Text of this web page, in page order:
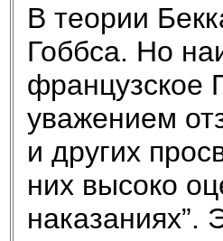
В теории
Гоббса. Но
уважением
и других
них высоко
наказаниях”.